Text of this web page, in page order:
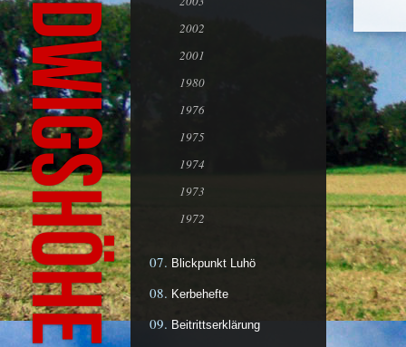
2002
2001
1980
1976
1975
1974
1973
1972
Blickpunkt Luhö
Kerbehefte
Beitrittserklärung